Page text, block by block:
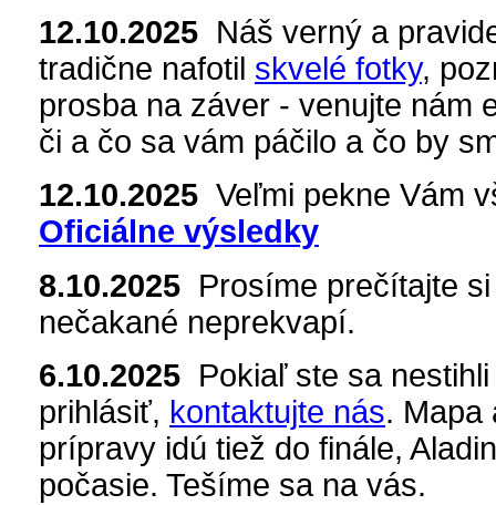
12.10.2025 Náš verný a
tradične nafotil skvelé fotky,
prosba na záver - venujte nám
či a čo sa vám páčilo a čo by
12.10.2025 Veľmi pekne Vám
Oficiálne výsledky
8.10.2025 Prosíme prečítajte
nečakané neprekvapí.
6.10.2025 Pokiaľ ste sa
prihlásiť, kontaktujte nás. Mapa
prípravy idú tiež do finále,
počasie. Tešíme sa na vás.